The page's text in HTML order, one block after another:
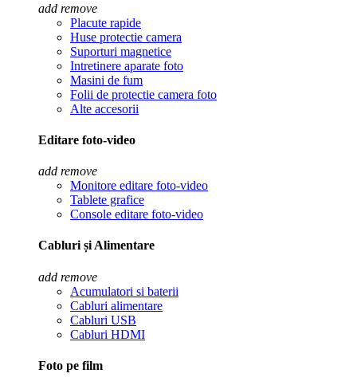
add remove
Placute rapide
Huse protectie camera
Suporturi magnetice
Intretinere aparate foto
Masini de fum
Folii de protectie camera foto
Alte accesorii
Editare foto-video
add remove
Monitore editare foto-video
Tablete grafice
Console editare foto-video
Cabluri și Alimentare
add remove
Acumulatori si baterii
Cabluri alimentare
Cabluri USB
Cabluri HDMI
Foto pe film